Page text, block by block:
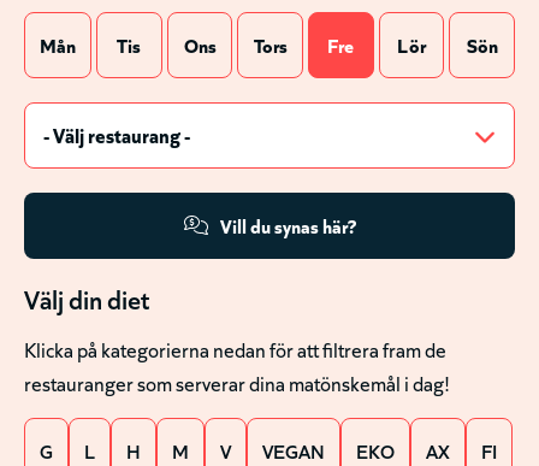
Mån Tis Ons Tors Fre Lör Sön
Vill du synas här?
Välj din diet
Klicka på kategorierna nedan för att filtrera fram de
restauranger som serverar dina matönskemål i dag!
G L H M V VEGAN EKO AX FI